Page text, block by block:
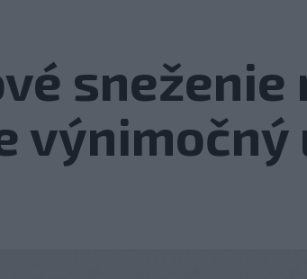
sneženie
výnimočný